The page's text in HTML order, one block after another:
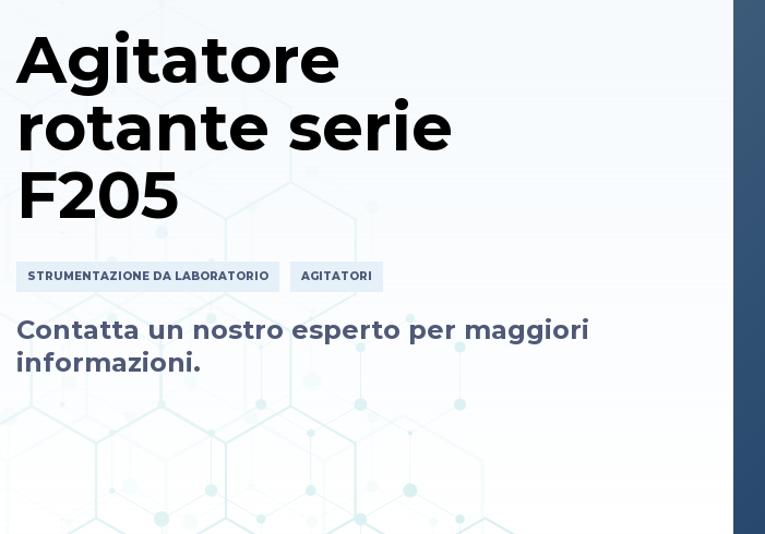
Agitatore
rotante serie
F205
STRUMENTAZIONE DA LABORATORIO AGITATORI
Contatta un nostro esperto per maggiori
informazioni.